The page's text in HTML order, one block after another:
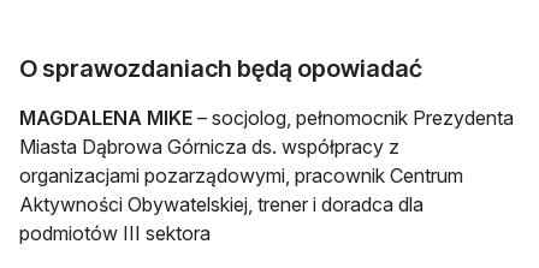
O sprawozdaniach będą opowiadać
MAGDALENA MIKE – socjolog, pełnomocnik Prezydenta
Miasta Dąbrowa Górnicza ds. współpracy z
organizacjami pozarządowymi, pracownik Centrum
Aktywności Obywatelskiej, trener i doradca dla
podmiotów III sektora